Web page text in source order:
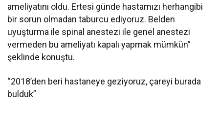
ameliyatını oldu. Ertesi günde hastamızı herhangibi
bir sorun olmadan taburcu ediyoruz. Belden
uyuşturma ile spinal anestezi ile genel anestezi
vermeden bu ameliyatı kapalı yapmak mümkün”
şeklinde konuştu.
“2018’den beri hastaneye geziyoruz, çareyi burada
bulduk”